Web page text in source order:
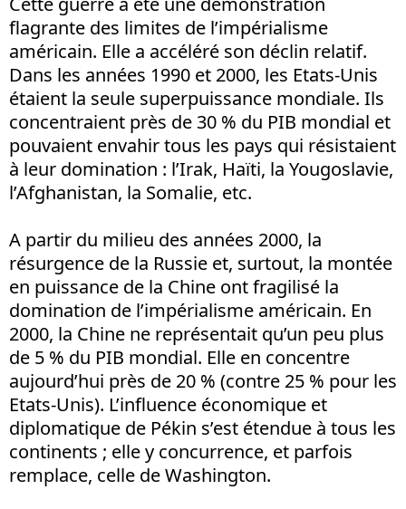
flagrante des limites de l’impérialisme
américain. Elle a accéléré son déclin relatif.
Dans les années 1990 et 2000, les Etats-Unis
étaient la seule superpuissance mondiale. Ils
concentraient près de 30 % du PIB mondial et
pouvaient envahir tous les pays qui résistaient
à leur domination : l’Irak, Haïti, la Yougoslavie,
l’Afghanistan, la Somalie, etc.
A partir du milieu des années 2000, la
résurgence de la Russie et, surtout, la montée
en puissance de la Chine ont fragilisé la
domination de l’impérialisme américain. En
2000, la Chine ne représentait qu’un peu plus
de 5 % du PIB mondial. Elle en concentre
aujourd’hui près de 20 % (contre 25 % pour les
Etats-Unis). L’influence économique et
diplomatique de Pékin s’est étendue à tous les
continents ; elle y concurrence, et parfois
remplace, celle de Washington.